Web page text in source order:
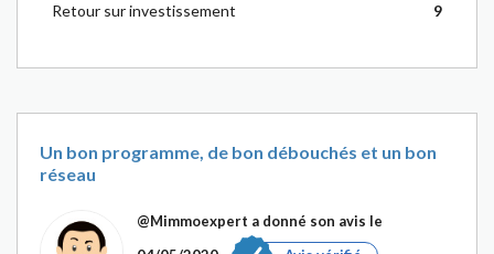
Retour sur investissement
9
Un bon programme, de bon débouchés et un bon
réseau
@Mimmoexpert a donné son avis le